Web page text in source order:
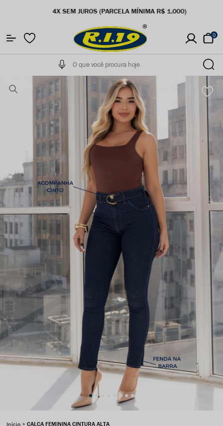
5% OFF NA PRIMEIRA COMPRA
0
Início CALÇA FEMININA CINTURA ALTA